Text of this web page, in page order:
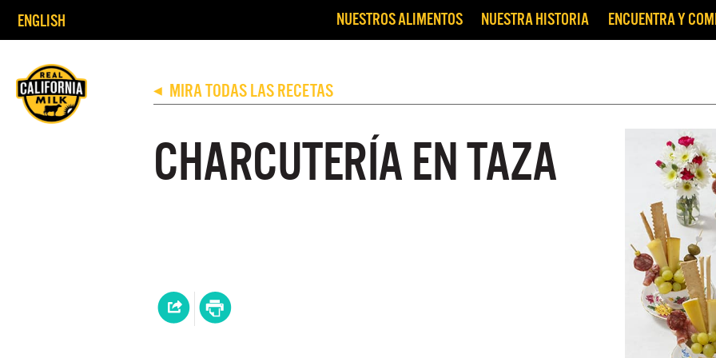
ENGLISH NUESTROS ALIMENTOS NUESTRA HISTORIA ENCUENTRA Y
◀ MIRA TODAS LAS RECETAS
CHARCUTERÍA EN TAZA